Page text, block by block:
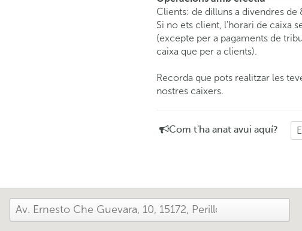
Clients: de dilluns a divendres de
Si no ets client, l'horari de caixa
(excepte per a pagaments de
caixa que per a clients).
Recorda que pots realitzar les
nostres caixers.
Com t'ha anat avui aquí?